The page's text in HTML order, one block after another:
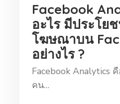
Facebook
อะไร มีประโย
โฆษณาบน
อย่างไร ?
Facebook Analytics
คน…